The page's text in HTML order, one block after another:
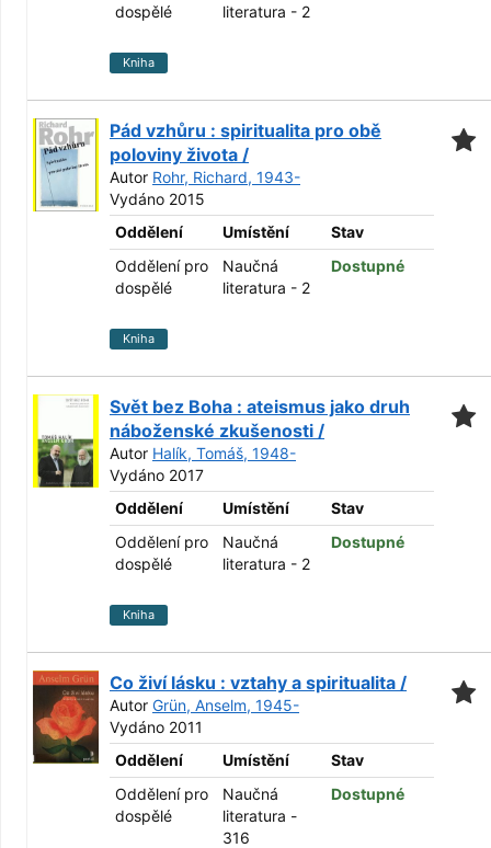
dospělé
literatura - 2
Kniha
Pád vzhůru : spiritualita pro obě
poloviny života /
Autor Rohr, Richard, 1943-
Vydáno 2015
Oddělení
Umístění
Stav
Oddělení pro
dospělé
Naučná
literatura - 2
Dostupné
Kniha
Svět bez Boha : ateismus jako druh
náboženské zkušenosti /
Autor Halík, Tomáš, 1948-
Vydáno 2017
Oddělení
Umístění
Stav
Oddělení pro
dospělé
Naučná
literatura - 2
Dostupné
Kniha
Co živí lásku : vztahy a spiritualita /
Autor Grün, Anselm, 1945-
Vydáno 2011
Oddělení
Umístění
Stav
Oddělení pro
dospělé
Naučná
literatura -
316
Dostupné